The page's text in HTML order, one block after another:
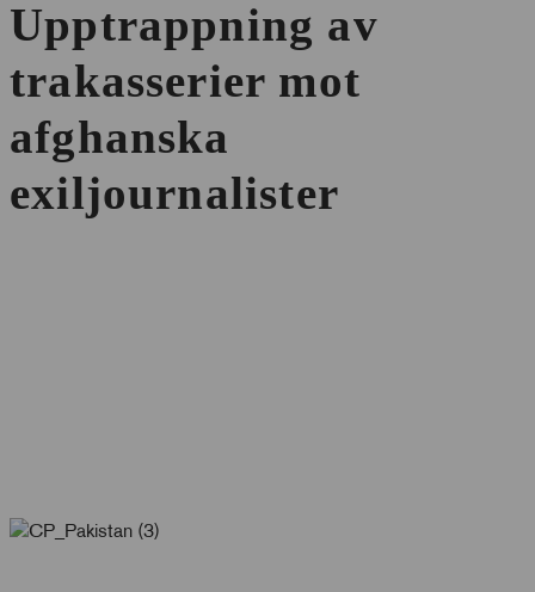
Upptrappning av
trakasserier mot
afghanska
exiljournalister